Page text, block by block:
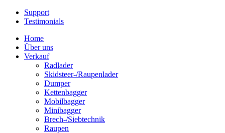
Support
Testimonials
Home
Über uns
Verkauf
Radlader
Skidsteer-/Raupenlader
Dumper
Kettenbagger
Mobilbagger
Minibagger
Brech-/Siebtechnik
Raupen